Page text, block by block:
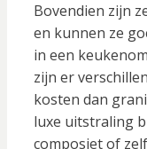
Bovendien zijn
en kunnen ze
in een
zijn er
kosten dan
luxe uitstraling
composiet of